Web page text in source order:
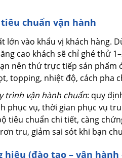
chuẩn vận hành
lớn vào khẩu vị khách hàng.
cao khách sẽ chỉ ghé thử
nên thử trực tiếp sản phẩm
topping, nhiệt độ, cách pha
trình vận hành chuẩn: quy
phục vụ, thời gian phục vụ
tiêu chuẩn chi tiết, càng
tru, giảm sai sót khi bạn
(đào tạo – vận hành